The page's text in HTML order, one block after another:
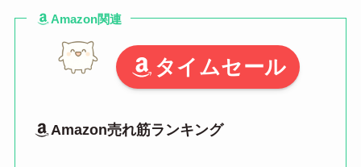
Amazon関連
タイムセール
Amazon売れ筋ランキング